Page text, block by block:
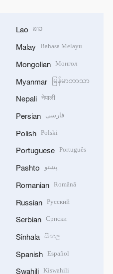
Lao ລາວ
Malay Bahasa Melayu
Mongolian Монгол
Myanmar မြန်မာဘာသာ
Nepali नेपाली
Persian فارسی
Polish Polski
Portuguese Português
Pashto پښتو
Romanian Română
Russian Русский
Serbian Српски
Sinhala සිංහල
Spanish Español
Swahili Kiswahili